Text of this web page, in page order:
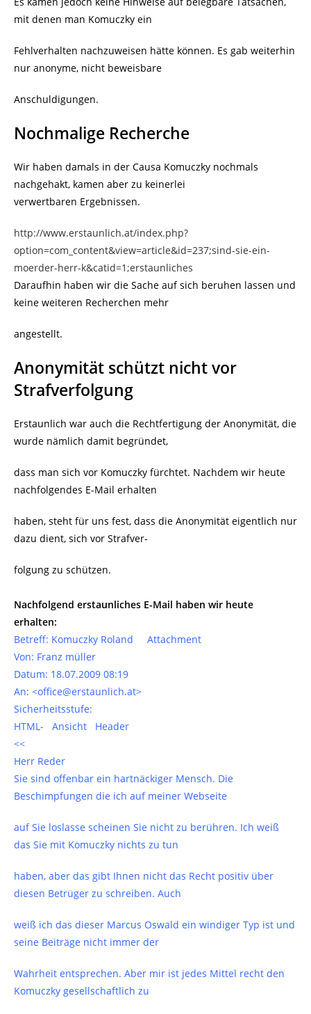
mit denen man Komuczky ein
Fehlverhalten nachzuweisen hätte können. Es gab weiterhin
nur anonyme, nicht beweisbare
Anschuldigungen.
Nochmalige Recherche
Wir haben damals in der Causa Komuczky nochmals
nachgehakt, kamen aber zu keinerlei
verwertbaren Ergebnissen.
http://www.erstaunlich.at/index.php?
option=com_content&view=article&id=237;sind-sie-ein-
moerder-herr-k&catid=1;erstaunliches
Daraufhin haben wir die Sache auf sich beruhen lassen und
keine weiteren Recherchen mehr
angestellt.
Anonymität schützt nicht vor
Strafverfolgung
Erstaunlich war auch die Rechtfertigung der Anonymität, die
wurde nämlich damit begründet,
dass man sich vor Komuczky fürchtet. Nachdem wir heute
nachfolgendes E-Mail erhalten
haben, steht für uns fest, dass die Anonymität eigentlich nur
dazu dient, sich vor Strafver-
folgung zu schützen.
Nachfolgend erstaunliches E-Mail haben wir heute
erhalten:
Betreff: Komuczky Roland Attachment
Von: Franz müller
Datum: 18.07.2009 08:19
An: <office@erstaunlich.at>
Sicherheitsstufe:
HTML- Ansicht Header
<<
Herr Reder
Sie sind offenbar ein hartnäckiger Mensch. Die
Beschimpfungen die ich auf meiner Webseite
auf Sie loslasse scheinen Sie nicht zu berühren. Ich weiß
das Sie mit Komuczky nichts zu tun
haben, aber das gibt Ihnen nicht das Recht positiv über
diesen Betrüger zu schreiben. Auch
weiß ich das dieser Marcus Oswald ein windiger Typ ist und
seine Beiträge nicht immer der
Wahrheit entsprechen. Aber mir ist jedes Mittel recht den
Komuczky gesellschaftlich zu